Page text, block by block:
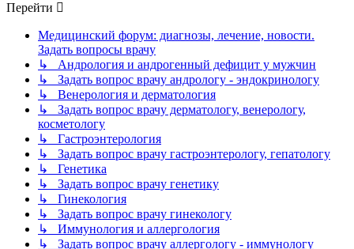
Перейти
Медицинский форум: диагнозы, лечение, новости.
Задать вопросы врачу
↳ Андрология и андрогенный дефицит у мужчин
↳ Задать вопрос врачу андрологу - эндокринологу
↳ Венерология и дерматология
↳ Задать вопрос врачу дерматологу, венерологу,
косметологу
↳ Гастроэнтерология
↳ Задать вопрос врачу гастроэнтерологу, гепатологу
↳ Генетика
↳ Задать вопрос врачу генетику
↳ Гинекология
↳ Задать вопрос врачу гинекологу
↳ Иммунология и аллергология
↳ Задать вопрос врачу аллергологу - иммунологу